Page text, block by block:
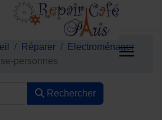
Réparer
Electroménager
personnes
Rechercher